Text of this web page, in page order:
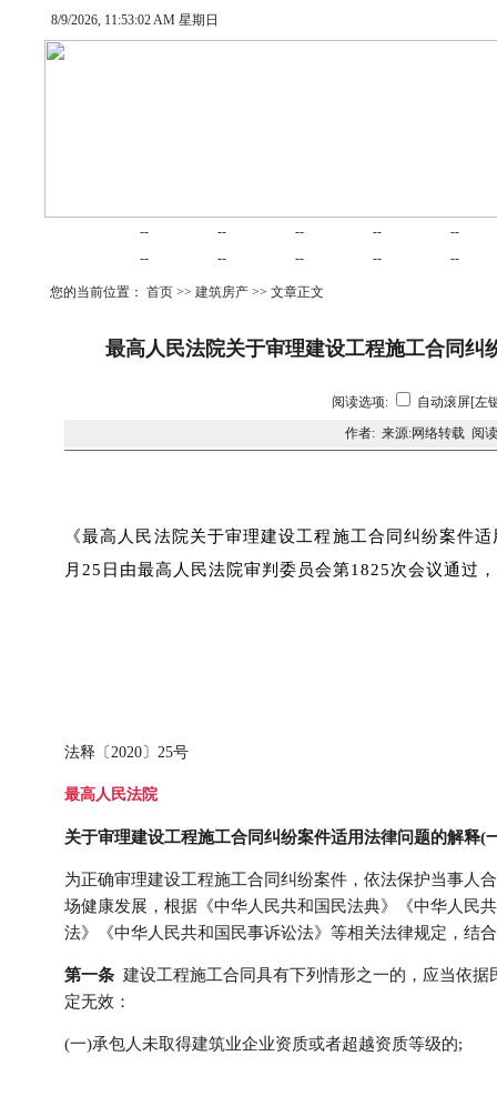
8/9/2026, 11:53:03 AM 星期日
-- -- -- -- --
-- -- -- -- --
您的当前位置： 首页 >> 建筑房产 >> 文章正文
最高人民法院关于审理建设工程施工合同纠
阅读选项:
自动滚屏[左
作者: 来源:网络转载 阅
《最高人民法院关于审理建设工程施工合同纠纷案件
月25日由最高人民法院审判委员会第1825次会议通过
法释〔2020〕25号
最高人民法院
关于审理建设工程施工合同纠纷案件适用法律问题的解释(
为正确审理建设工程施工合同纠纷案件，依法保护当事人
场健康发展，根据 《中华人民共和国民法典》
《中华人民
法》《中华人民共和国民事诉讼法》等相关法律规定，结
第一条 建设工程施工合同具有下列情形之一的，应当依
定无效：
(一)承包人未取得建筑业企业资质或者超越资质等级的;